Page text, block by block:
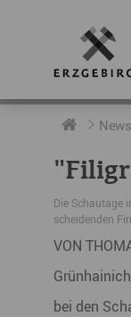
RUND
Geschichte
Geografie
Der
AKTUELLES
Neuigkeiten
Podcast
DIE
Die Schautage
scheidenden
VON
bei den